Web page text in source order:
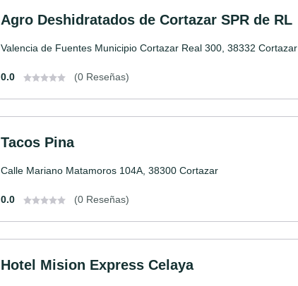
Agro Deshidratados de Cortazar SPR de RL
Valencia de Fuentes Municipio Cortazar Real 300, 38332 Cortazar
0.0 (0 Reseñas)
Tacos Pina
Calle Mariano Matamoros 104A, 38300 Cortazar
0.0 (0 Reseñas)
Hotel Mision Express Celaya